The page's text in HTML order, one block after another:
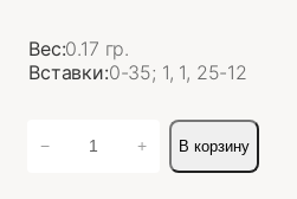
Вес:0.17 гр.
Вставки:0-35; 1, 1, 25-12
товара
− + В корзину